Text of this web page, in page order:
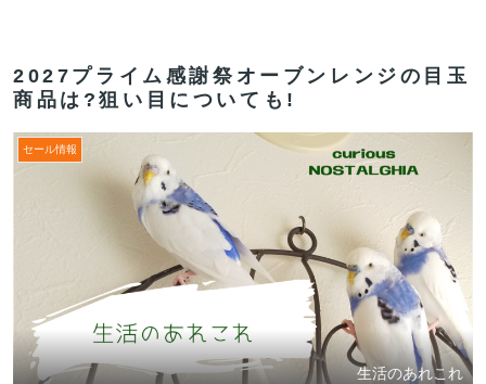
2027プライム感謝祭オーブンレンジの目玉
商品は?狙い目についても!
セール情報
生活のあれこれ